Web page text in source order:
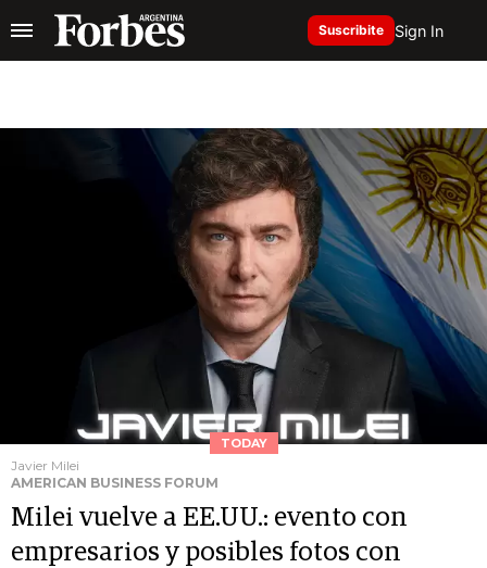
Suscribite Sign In
TODAY
Javier Milei
AMERICAN BUSINESS FORUM
Milei vuelve a EE.UU.: evento con
empresarios y posibles fotos con